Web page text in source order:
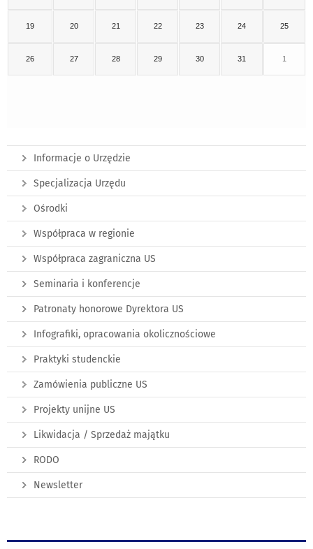
19 20 21 22 23 24 25
26 27 28 29 30 31 1
Informacje o Urzędzie
Specjalizacja Urzędu
Ośrodki
Współpraca w regionie
Współpraca zagraniczna US
Seminaria i konferencje
Patronaty honorowe Dyrektora US
Infografiki, opracowania okolicznościowe
Praktyki studenckie
Zamówienia publiczne US
Projekty unijne US
Likwidacja / Sprzedaż majątku
RODO
Newsletter